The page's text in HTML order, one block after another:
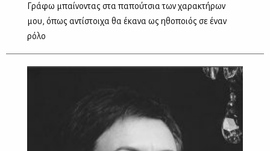
Γράφω μπαίνοντας στα παπούτσια των χαρακτήρων
μου, όπως αντίστοιχα θα έκανα ως ηθοποιός σε έναν
ρόλο